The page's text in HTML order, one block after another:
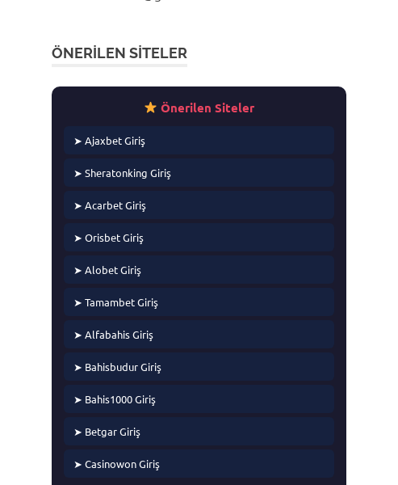
ÖNERILEN SITELER
Önerilen Siteler
➤ Ajaxbet Giriş
➤ Sheratonking Giriş
➤ Acarbet Giriş
➤ Orisbet Giriş
➤ Alobet Giriş
➤ Tamambet Giriş
➤ Alfabahis Giriş
➤ Bahisbudur Giriş
➤ Bahis1000 Giriş
➤ Betgar Giriş
➤ Casinowon Giriş